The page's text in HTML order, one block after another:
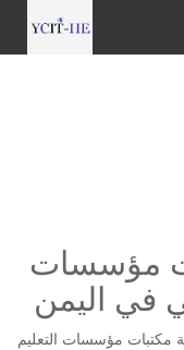
مؤسسات
في اليمن
مؤسسات التعليم